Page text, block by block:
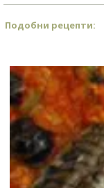
Подобни рецепти: